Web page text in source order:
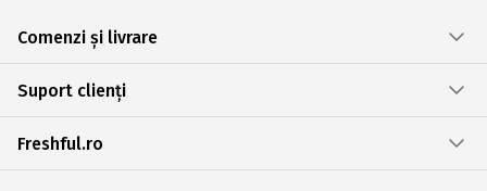
Comenzi și livrare
Suport clienți
Freshful.ro